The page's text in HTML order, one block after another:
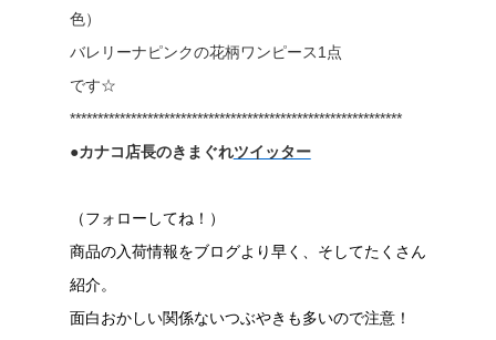
色）
バレリーナピンクの花柄ワンピース1点
です☆
************************************************************
●カナコ店長のきまぐれツイッター
（フォローしてね！）
商品の入荷情報をブログより早く、そしてたくさん
紹介。
面白おかしい関係ないつぶやきも多いので注意！